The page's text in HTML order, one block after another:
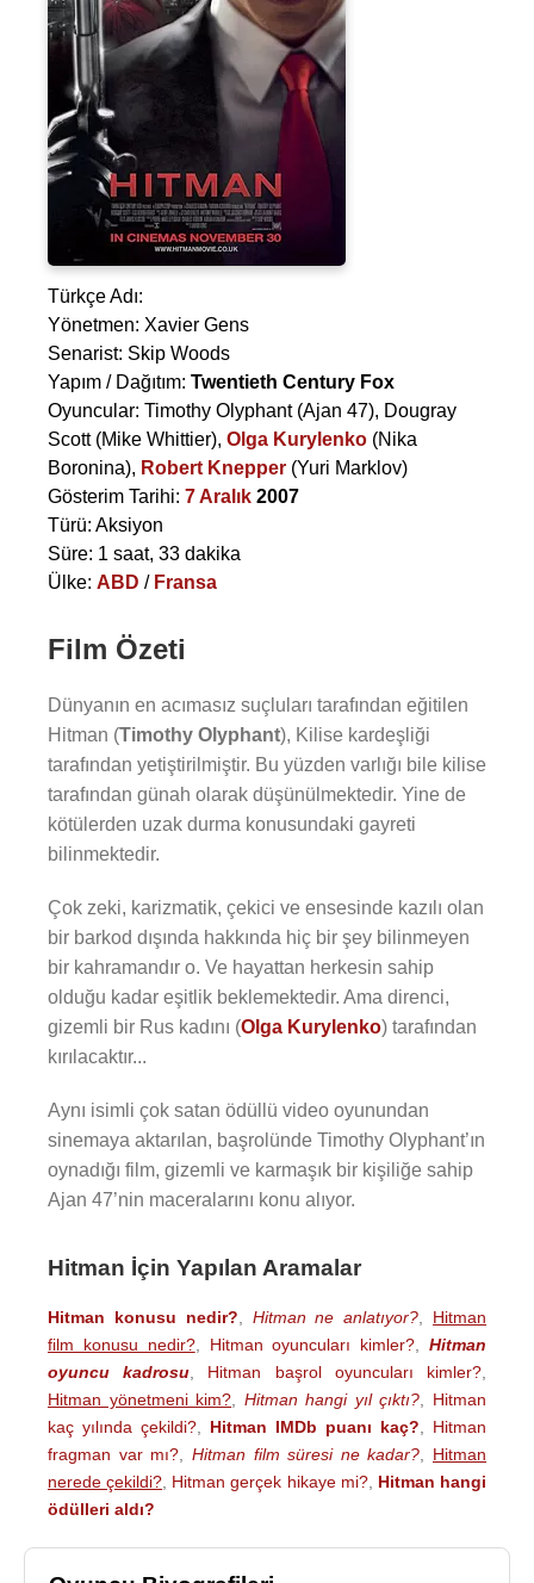
Türkçe Adı:
Yönetmen: Xavier Gens
Senarist: Skip Woods
Yapım / Dağıtım: Twentieth Century Fox
Oyuncular: Timothy Olyphant(Ajan 47), Dougray
Scott(Mike Whittier), Olga Kurylenko (Nika
Boronina), Robert Knepper (Yuri Marklov)
Gösterim Tarihi: 7 Aralık 2007
Türü: Aksiyon
Süre: 1 saat, 33 dakika
Ülke: ABD / Fransa
Film Özeti
Dünyanın en acımasız suçluları tarafından eğitilen
Hitman (Timothy Olyphant), Kilise kardeşliği
tarafından yetiştirilmiştir. Bu yüzden varlığı bile kilise
tarafından günah olarak düşünülmektedir. Yine de
kötülerden uzak durma konusundaki gayreti
bilinmektedir.
Çok zeki, karizmatik, çekici ve ensesinde kazılı olan
bir barkod dışında hakkında hiç bir şey bilinmeyen
bir kahramandır o. Ve hayattan herkesin sahip
olduğu kadar eşitlik beklemektedir. Ama direnci,
gizemli bir Rus kadını (Olga Kurylenko) tarafından
kırılacaktır...
Aynı isimli çok satan ödüllü video oyunundan
sinemaya aktarılan, başrolünde Timothy Olyphant’ın
oynadığı film, gizemli ve karmaşık bir kişiliğe sahip
Ajan 47’nin maceralarını konu alıyor.
Hitman İçin Yapılan Aramalar
Hitman konusu nedir? Hitman ne anlatıyor?
Hitman
film konusu nedir?, Hitman oyuncuları kimler? ,Hitman
oyuncu kadrosu
Hitman başrol oyuncuları kimler?
Hitman yönetmeni kim?
Hitman hangi yıl çıktı?
Hitman
kaç yılında çekildi?
Hitman IMDb puanı kaç?
Hitman
fragman var mı?
Hitman film süresi ne kadar?
Hitman
nerede çekildi? Hitman gerçek hikaye mi?, Hitman hangi
ödülleri aldı?